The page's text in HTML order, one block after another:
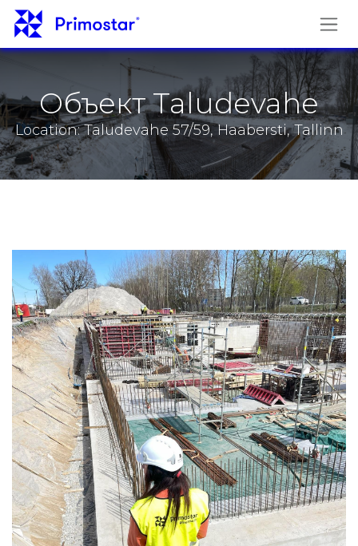
Перейти к содержимому
Объект Taludevahe
Location: Taludevahe 57/59, Haabersti, Tallinn